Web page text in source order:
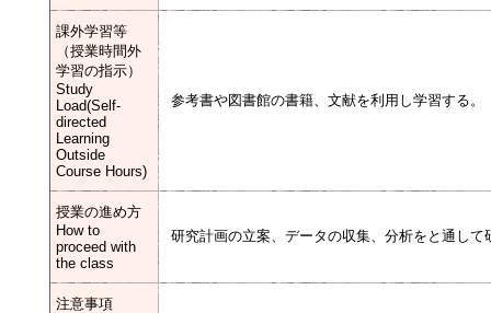
課外学習等
（授業時間外
学習の指示）
Study
Load(Self-
directed
Learning
Outside
Course Hours)
参考書や図書館の書籍、文献を利用し学習する。
授業の進め方
How to
proceed with
the class
研究計画の立案、データの収集、分析をと通して
注意事項